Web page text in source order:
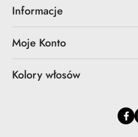
Informacje
Moje Konto
Kolory włosów